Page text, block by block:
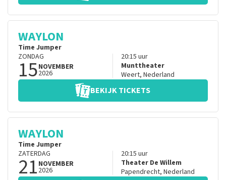
WAYLON
Time Jumper
ZONDAG
15NOVEMBER
2026
20:15 uur
Munttheater
Weert, Nederland
BEKIJK TICKETS
WAYLON
Time Jumper
ZATERDAG
21 NOVEMBER
2026
20:15 uur
Theater De Willem
Papendrecht, Nederland